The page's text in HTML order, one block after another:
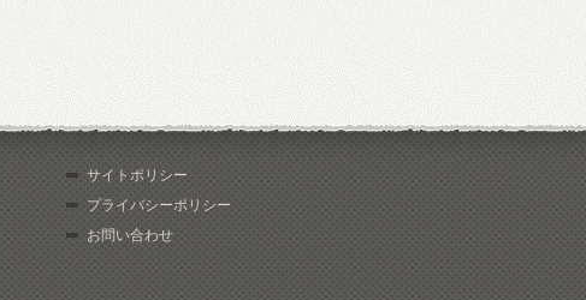
サイトポリシー
プライバシーポリシー
お問い合わせ